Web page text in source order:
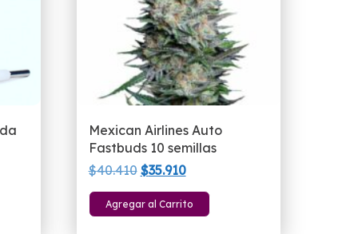
Mexican Airlines Auto
Fastbuds 10 semillas
$40.410 El
precio
original
$35.910El
precio
actual
Agregar al Carrito